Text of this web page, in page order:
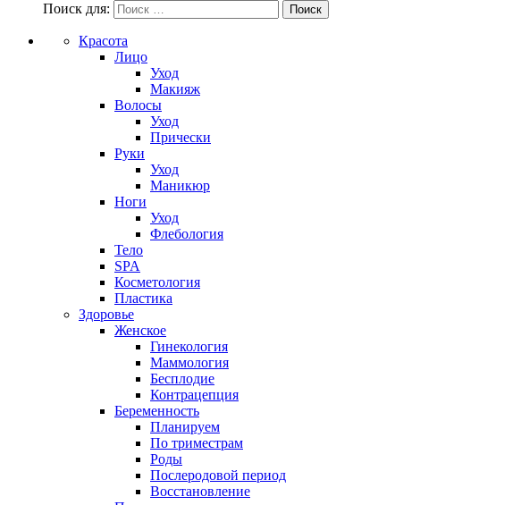
Поиск для:
Поиск
Красота
Лицо
Уход
Макияж
Волосы
Уход
Прически
Руки
Уход
Маникюр
Ноги
Уход
Флебология
Тело
SPA
Косметология
Пластика
Здоровье
Женское
Гинекология
Маммология
Бесплодие
Контрацепция
Беременность
Планируем
По триместрам
Роды
Послеродовой период
Восстановление